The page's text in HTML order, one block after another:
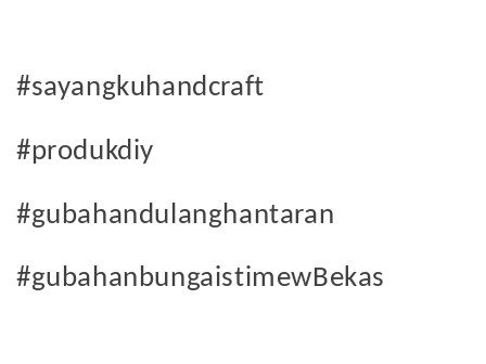
#sayangkuhandcraft
#produkdiy
#gubahandulanghantaran
#gubahanbungaistimewBekas